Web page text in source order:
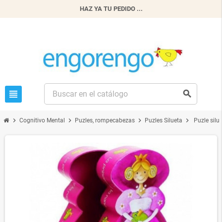
HAZ YA TU PEDIDO ...
view_headline search
chevron_right Cognitivo Mental chevron_right Puzles, rompecabezas chevron_right Puzles Silueta chevron_right Puzle